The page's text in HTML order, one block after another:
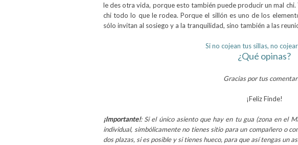
le des otra vida, porque esto también puede producir un mal
chi todo lo que le rodea. Porque el sillón es uno de los
sólo invitan al sosiego y a la tranquilidad, sino también a las
Si no cojean tus sillas, no
¿Qué opinas?
Gracias por tus
¡Feliz Finde!
¡Importante!: Si el único asiento que hay en tu gua (zona en el
individual, simbólicamente no tienes sitio para un compañero o
dos plazas, si es posible y si tienes hueco, para que así tengas un